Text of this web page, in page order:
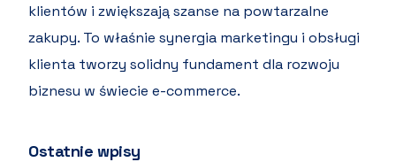
klientów i zwiększają szanse na powtarzalne
zakupy. To właśnie synergia marketingu i obsługi
klienta tworzy solidny fundament dla rozwoju
biznesu w świecie e-commerce.
Ostatnie wpisy